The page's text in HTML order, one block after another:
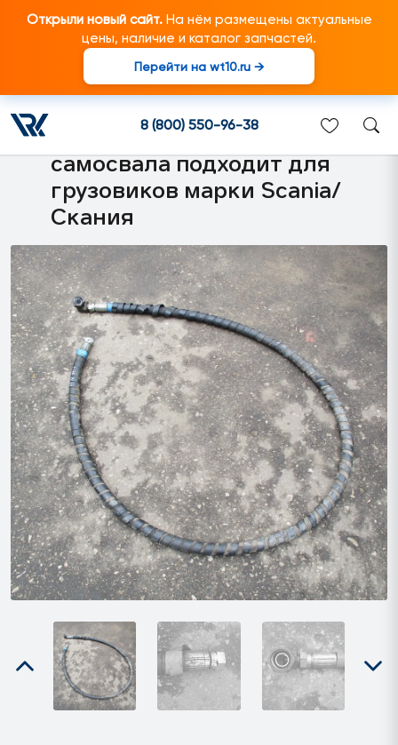
Открыли новый сайт.На нём размещены актуальные
цены, наличие и каталог запчастей.
Перейти на wt10.ru →
8 (800) 550-96-38
1871965 Шланг
гидравлической системы
высокого давления
самосвала подходит для
грузовиков марки Scania/
Скания